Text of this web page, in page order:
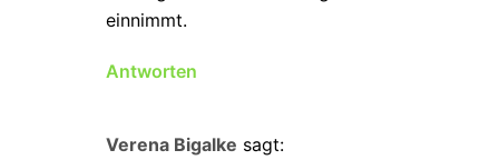
einnimmt.
Antworten
Verena Bigalke sagt: